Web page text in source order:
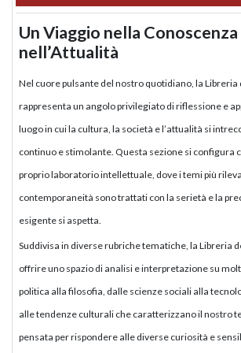
Un Viaggio nella Conoscenza
nell’Attualità
Nel cuore pulsante del nostro quotidiano, la Libreria
rappresenta un angolo privilegiato di riflessione e
luogo in cui la cultura, la società e l’attualità si
continuo e stimolante. Questa sezione si configura
proprio laboratorio intellettuale, dove i temi più
contemporaneità sono trattati con la serietà e la
esigente si aspetta.
Suddivisa in diverse rubriche tematiche, la Libreria
offrire uno spazio di analisi e interpretazione su
politica alla filosofia, dalle scienze sociali alla
alle tendenze culturali che caratterizzano il nostro
pensata per rispondere alle diverse curiosità e